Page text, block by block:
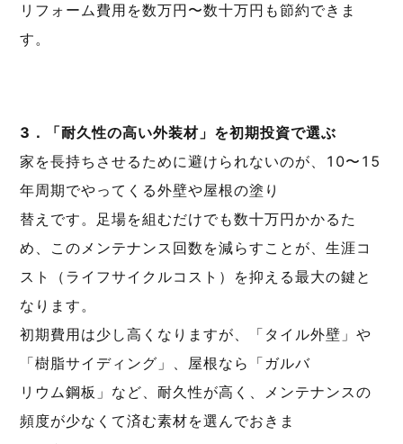
リフォーム費用を数万円〜数十万円も節約できま
す。
3．「耐久性の高い外装材」を初期投資で選ぶ
家を長持ちさせるために避けられないのが、10〜15
年周期でやってくる外壁や屋根の塗り
替えです。足場を組むだけでも数十万円かかるた
め、このメンテナンス回数を減らすことが、生涯コ
スト（ライフサイクルコスト）を抑える最大の鍵と
なります。
初期費用は少し高くなりますが、「タイル外壁」や
「樹脂サイディング」、屋根なら「ガルバ
リウム鋼板」など、耐久性が高く、メンテナンスの
頻度が少なくて済む素材を選んでおきま